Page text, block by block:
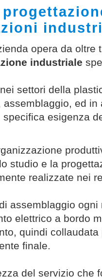
opera da oltre
industriale
nei settori della
assemblaggio, ed
specifica esigenza
studio e la
realizzate nei
assemblaggio
elettrico a bordo
quindi
finale.
del servizio che